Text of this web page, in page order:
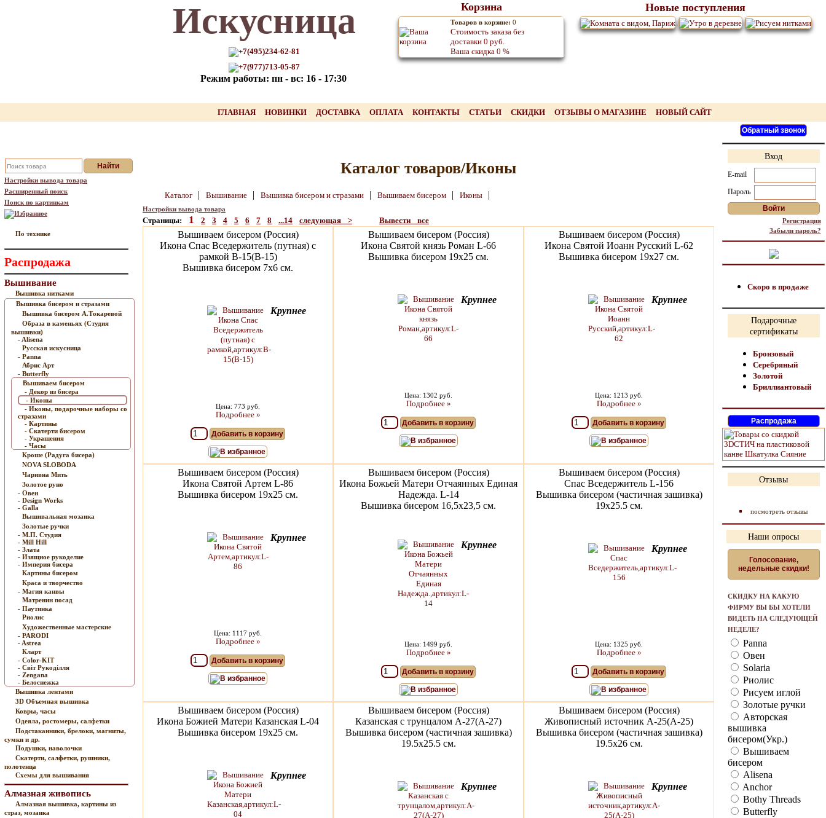
Только для Вас промокод на
Отправить
Искусница
+7(495)234-62-81
+7(977)713-05-87
Режим работы: пн - вс: 16 - 17:30
Корзина
Товаров в корзине: 0
Стоимость заказа без
доставки 0 руб.
Ваша скидка 0 %
Новые поступления
ГЛАВНАЯ НОВИНКИ ДОСТАВКА ОПЛАТА КОНТАКТЫ СТАТЬИ СКИДКИ ОТЗЫВЫ О МАГАЗИНЕ НОВЫЙ САЙТ
Настройки вывода товара
Расширенный поиск
Поиск по картинкам
Избранное
По технике
Распродажа
Вышивание
Вышивка нитками
Вышивка бисером и стразами
Вышивка бисером А.Токаревой
Образа в каменьях (Студия
вышивки)
- Alisena
Русская искусница
- Panna
Абрис Арт
- Butterfly
Вышиваем бисером
- Декор из бисера
- Иконы
- Иконы, подарочные наборы со
стразами
- Картины
- Скатерти бисером
- Украшения
- Часы
Кроше (Радуга бисера)
NOVA SLOBODA
Чаривна Мить
Золотое руно
- Овен
- Design Works
- Galla
Вышивальная мозаика
Золотые ручки
- М.П. Студия
- Mill Hill
- Злата
- Изящное рукоделие
- Империя бисера
Картины бисером
Краса и творчество
- Магия канвы
Матренин посад
- Паутинка
Риолис
Художественные мастерские
- PARODI
- Astrea
Кларт
- Color-KIT
- Cвiт Рукодiлля
- Zengana
- Белоснежка
Вышивка лентами
3D Объемная вышивка
Ковры, часы
Одеяла, ростомеры, салфетки
Подстаканники, брелоки, магниты,
сумки и др.
Подушки, наволочки
Скатерти, салфетки, рушники,
полотенца
Схемы для вышивания
Алмазная живопись
Алмазная вышивка, картины из
страз, мозаика
Каталог товаров/Иконы
Каталог | Вышивание | Вышивка бисером и стразами | Вышиваем бисером | Иконы |
Настройки вывода товара
Страницы: 1 2 3 4 5 6 7 8 ...14 следующая > Вывести все
Вышиваем бисером (Россия)
Икона Спас Вседержитель (путная) с
рамкой B-15(В-15)
Вышивка бисером 7х6 см.
Крупнее
Цена: 773 руб.
Подробнее »
Добавить в корзину
В избранное
Вышиваем бисером (Россия)
Икона Святой князь Роман L-66
Вышивка бисером 19х25 см.
Крупнее
Цена: 1302 руб.
Подробнее »
Добавить в корзину
В избранное
Вышиваем бисером (Россия)
Икона Святой Иоанн Русский L-62
Вышивка бисером 19х27 см.
Крупнее
Цена: 1213 руб.
Подробнее »
Добавить в корзину
В избранное
Вышиваем бисером (Россия)
Икона Святой Артем L-86
Вышивка бисером 19х25 см.
Крупнее
Цена: 1117 руб.
Подробнее »
Добавить в корзину
В избранное
Вышиваем бисером (Россия)
Икона Божьей Матери Отчаянных Единая
Надежда. L-14
Вышивка бисером 16,5х23,5 см.
Крупнее
Цена: 1499 руб.
Подробнее »
Добавить в корзину
В избранное
Вышиваем бисером (Россия)
Спас Вседержитель L-156
Вышивка бисером (частичная зашивка)
19х25.5 см.
Крупнее
Цена: 1325 руб.
Подробнее »
Добавить в корзину
В избранное
Вышиваем бисером (Россия)
Икона Божией Матери Казанская L-04
Вышивка бисером 19х25 см.
Крупнее
Вышиваем бисером (Россия)
Казанская с трунцалом A-27(А-27)
Вышивка бисером (частичная зашивка)
19.5х25.5 см.
Крупнее
Вышиваем бисером (Россия)
Живописный источник A-25(А-25)
Вышивка бисером (частичная зашивка)
19.5х26 см.
Крупнее
Вход
E-mail
Пароль
Регистрация
Забыли пароль?
Скоро в продаже
Подарочные
сертификаты
Бронзовый
Серебряный
Золотой
Бриллиантовый
Отзывы
посмотреть отзывы
Наши опросы
Голосование,
недельные скидки!
СКИДКУ НА КАКУЮ
ФИРМУ ВЫ БЫ ХОТЕЛИ
ВИДЕТЬ НА СЛЕДУЮЩЕЙ
НЕДЕЛЕ?
Panna
Овен
Solaria
Риолис
Рисуем иглой
Золотые ручки
Авторская
вышивка
бисером(Укр.)
Вышиваем
бисером
Alisena
Anchor
Bothy Threads
Butterfly